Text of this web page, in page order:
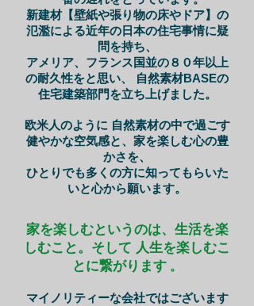
新建材【壁紙や張り物の床やドア】の
氾濫による近年の日本の住宅事情に疑
問を持ち、
アメリア、フランス国並の８０年以上
の耐久性をと思い、 自然素材BASEの
住宅建築部門を立ち上げました。
欧米人のように 自然素材の中で過ごす
健やかな空気感と、家を楽しむ心の豊
かさを、
ひとりでも多くの方に知ってもらいた
いと心から願います。
家を楽しむというのは、生活を楽
しむこと。そして 人生を楽しむこ
とに繋がります 。
マイノリティーな会社ではございます